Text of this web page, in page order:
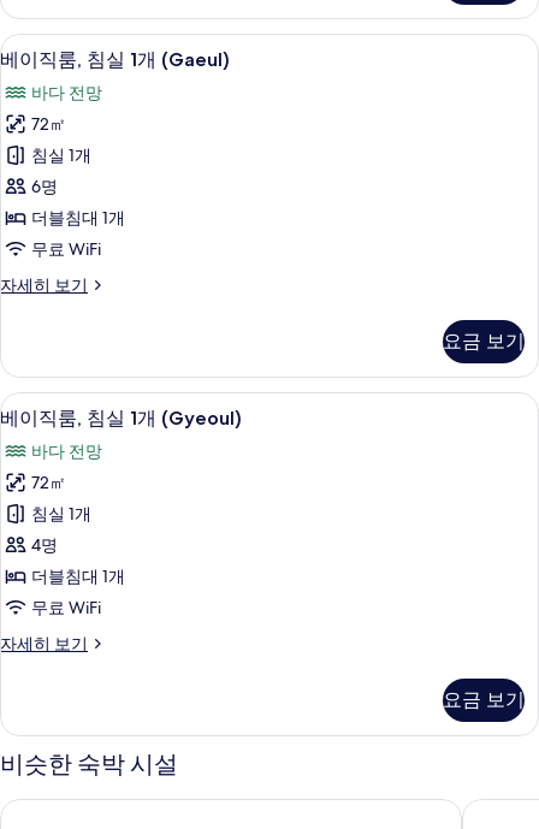
모
두
보
기
침
실
1
개
(Yeorum)
자
세
히
보
기
베
이
직
룸,
침
실
1
개
(Gaeul)
모
두
보
기
17
베이직룸, 침실 1개 (Gaeul)
바다 전망
72㎡
침실 1개
6명
더블침대 1개
무료 WiFi
자세히 보기
베
침
실
1
개
(Gaeul)
자
세
히
보
기
요금 보기
베
이
직
룸,
침
실
1
개
(Gyeoul)
모
두
보
16
베이직룸, 침실 1개 (Gyeoul)
바다 전망
72㎡
침실 1개
4명
더블침대 1개
무료 WiFi
자세히 보기
베
침
실
1
(Gyeoul)
요금 보기
비슷한 숙박 시설
포항 루나 오션뷰 풀빌라 포항 호